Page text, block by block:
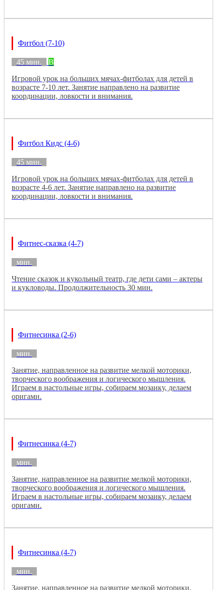
Фитбол (7-10)
45 мин.
B
Игровой урок на больших мячах-фитболах для детей в
возрасте 7-10 лет. Занятие направлено на развитие
координации, ловкости и внимания.
Фитбол Кидс (4-6)
45 мин.
Игровой урок на больших мячах-фитболах для детей в
возрасте 4-6 лет. Занятие направлено на развитие
координации, ловкости и внимания.
Фитнес-сказка (4-7)
мин.
Чтение сказок и кукольный театр, где дети сами – актеры
и кукловоды. Продолжительность 30 мин.
Фитнесинка (2-6)
мин.
Занятие, направленное на развитие мелкой моторики,
творческого воображения и логического мышления.
Играем в настольные игры, собираем мозаику, делаем
оригами.
Фитнесинка (4-7)
мин.
Занятие, направленное на развитие мелкой моторики,
творческого воображения и логического мышления.
Играем в настольные игры, собираем мозаику, делаем
оригами.
Фитнесинка (4-7)
мин.
Занятие, направленное на развитие мелкой моторики,